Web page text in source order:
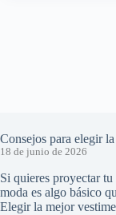
Consejos para elegir
18 de junio de 2026
Si quieres proyectar
moda es algo básico
Elegir la mejor